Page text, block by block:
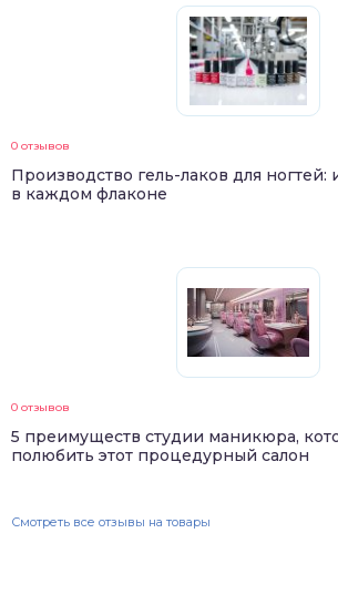
0 отзывов
Производство гель-лаков для ногтей:
в каждом флаконе
0 отзывов
5 преимуществ студии маникюра,
полюбить этот процедурный салон
Смотреть все отзывы на товары